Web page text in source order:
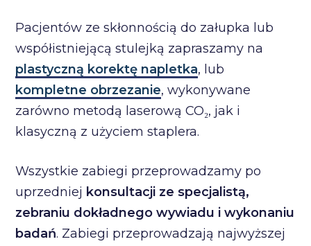
Pacjentów ze skłonnością do załupka lub
współistniejącą stulejką zapraszamy na
plastyczną korektę napletka, lub
kompletne obrzezanie, wykonywane
zarówno metodą laserową CO₂, jak i
klasyczną z użyciem staplera.
Wszystkie zabiegi przeprowadzamy po
uprzedniej konsultacji ze specjalistą,
zebraniu dokładnego wywiadu i wykonaniu
badań. Zabiegi przeprowadzają najwyższej